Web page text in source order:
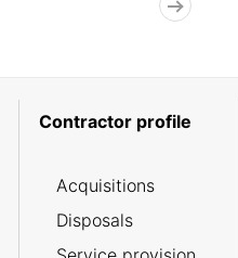
Contractor profile
Acquisitions
Disposals